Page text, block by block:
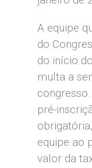
A equipe
do
do início
multa a
pré-
equipe ao
valor da